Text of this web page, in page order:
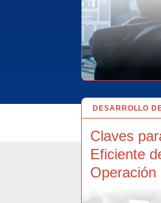
DESARROLLO
Claves
Eficiente
Operación
3 SEP 2024